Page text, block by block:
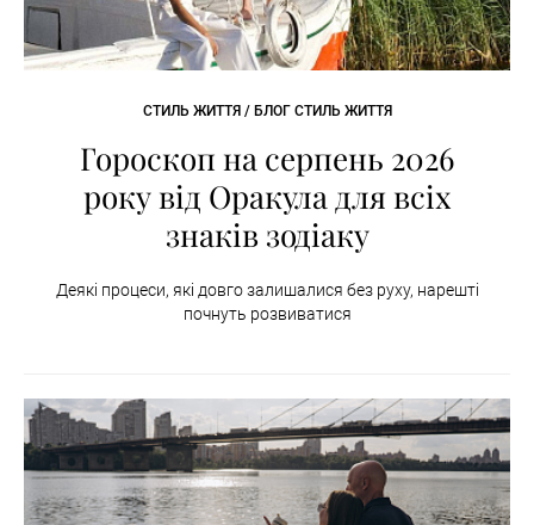
СТИЛЬ ЖИТТЯ / БЛОГ СТИЛЬ ЖИТТЯ
Гороскоп на серпень 2026
року від Оракула для всіх
знаків зодіаку
Деякі процеси, які довго залишалися без руху, нарешті
почнуть розвиватися